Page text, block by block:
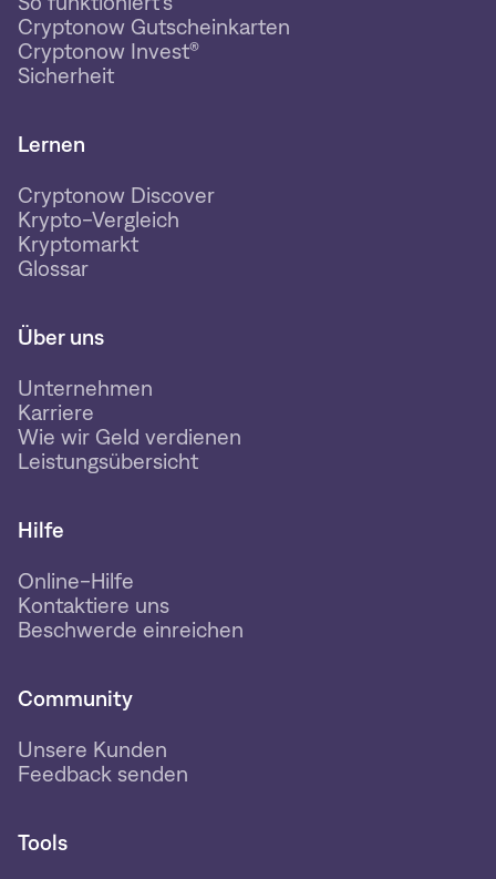
Cryptonow Gutscheinkarten
Cryptonow Invest®
Sicherheit
Lernen
Cryptonow Discover
Krypto-Vergleich
Kryptomarkt
Glossar
Über uns
Unternehmen
Karriere
Wie wir Geld verdienen
Leistungsübersicht
Hilfe
Online-Hilfe
Kontaktiere uns
Beschwerde einreichen
Community
Unsere Kunden
Feedback senden
Tools